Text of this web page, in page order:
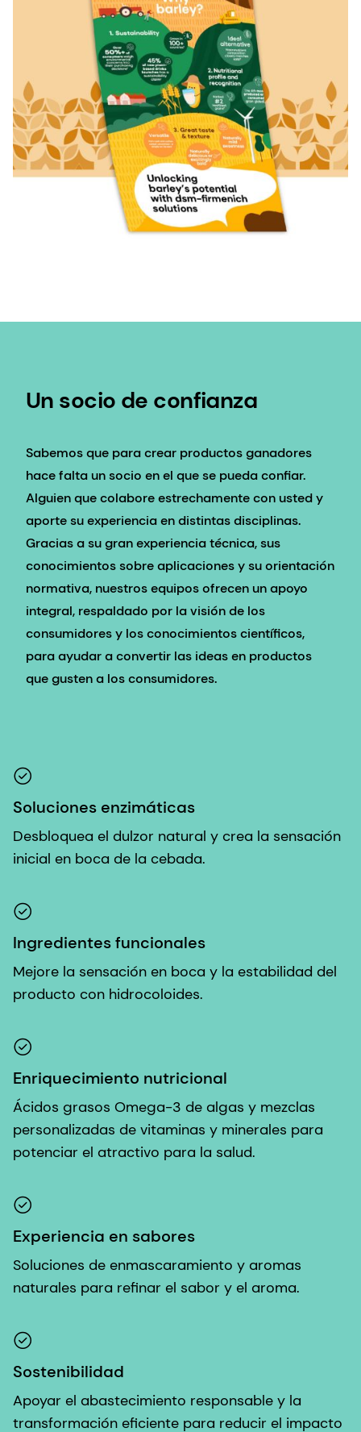
Un socio de confianza
Sabemos que para crear productos ganadores
hace falta un socio en el que se pueda confiar.
Alguien que colabore estrechamente con usted y
aporte su experiencia en distintas disciplinas.
Gracias a su gran experiencia técnica, sus
conocimientos sobre aplicaciones y su orientación
normativa, nuestros equipos ofrecen un apoyo
integral, respaldado por la visión de los
consumidores y los conocimientos científicos,
para ayudar a convertir las ideas en productos
que gusten a los consumidores.
Soluciones enzimáticas
Desbloquea el dulzor natural y crea la sensación
inicial en boca de la cebada.
Ingredientes funcionales
Mejore la sensación en boca y la estabilidad del
producto con hidrocoloides.
Enriquecimiento nutricional
Ácidos grasos Omega-3 de algas y mezclas
personalizadas de vitaminas y minerales para
potenciar el atractivo para la salud.
Experiencia en sabores
Soluciones de enmascaramiento y aromas
naturales para refinar el sabor y el aroma.
Sostenibilidad
Apoyar el abastecimiento responsable y la
transformación eficiente para reducir el impacto